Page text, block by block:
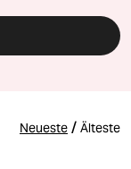
Neueste / Älteste